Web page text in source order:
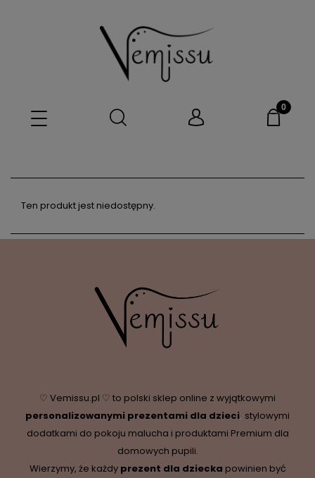
Ten produkt jest niedostępny.
♡ Vemissu.pl ♡ to polski sklep online z wyjątkowymi
personalizowanymi prezentami dla dzieci, stylowymi
dodatkami do pokoju malucha i produktami Premium dla
domowych pupili.
Wierzymy, że każdy prezent dla dziecka powinien być